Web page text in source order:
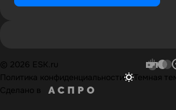
© 2026 ESK.ru
Политика конфиденциальности
Темная
Сделано в